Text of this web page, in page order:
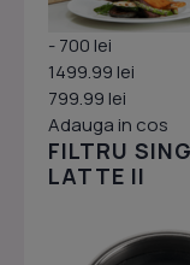
- 700 lei
1499.99 lei
799.99 lei
Adauga in cos
FILTRU
LATTE II